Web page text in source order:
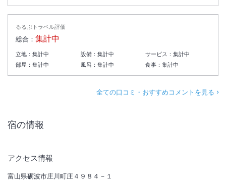
るるぶトラベル評価
総合： 集計中
立地： 集計中 設備： 集計中 サービス：集計中
部屋： 集計中 風呂： 集計中 食事：集計中
全ての口コミ・おすすめコメントを見る
宿の情報
アクセス情報
富山県砺波市庄川町庄４９８４－１